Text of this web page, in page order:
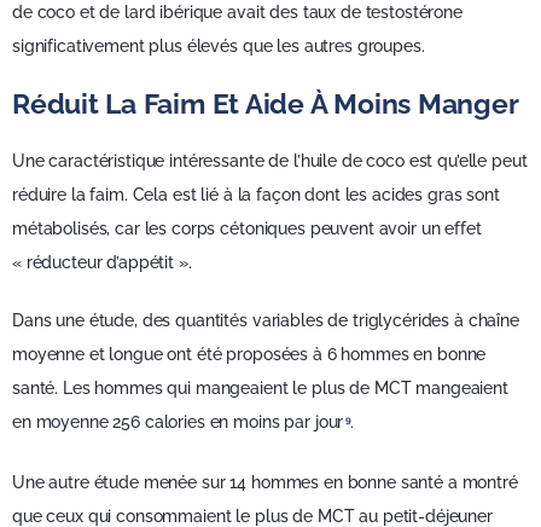
de coco et de lard ibérique avait des taux de testostérone
significativement plus élevés que les autres groupes.
Réduit La Faim Et Aide À Moins Manger
Une caractéristique intéressante de l’huile de coco est qu’elle peut
réduire la faim. Cela est lié à la façon dont les acides gras sont
métabolisés, car les corps cétoniques peuvent avoir un effet
« réducteur d’appétit ».
Dans une étude, des quantités variables de triglycérides à chaîne
moyenne et longue ont été proposées à 6 hommes en bonne
santé. Les hommes qui mangeaient le plus de MCT mangeaient
en moyenne 256 calories en moins par jour 9.
Une autre étude menée sur 14 hommes en bonne santé a montré
que ceux qui consommaient le plus de MCT au petit-déjeuner